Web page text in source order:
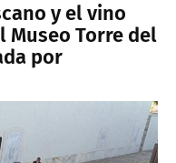
y el vino
Torre del
por